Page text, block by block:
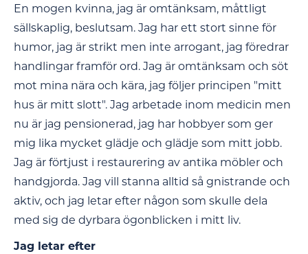
En mogen kvinna, jag är omtänksam, måttligt
sällskaplig, beslutsam. Jag har ett stort sinne för
humor, jag är strikt men inte arrogant, jag föredrar
handlingar framför ord. Jag är omtänksam och söt
mot mina nära och kära, jag följer principen "mitt
hus är mitt slott". Jag arbetade inom medicin men
nu är jag pensionerad, jag har hobbyer som ger
mig lika mycket glädje och glädje som mitt jobb.
Jag är förtjust i restaurering av antika möbler och
handgjorda. Jag vill stanna alltid så gnistrande och
aktiv, och jag letar efter någon som skulle dela
med sig de dyrbara ögonblicken i mitt liv.
Jag letar efter